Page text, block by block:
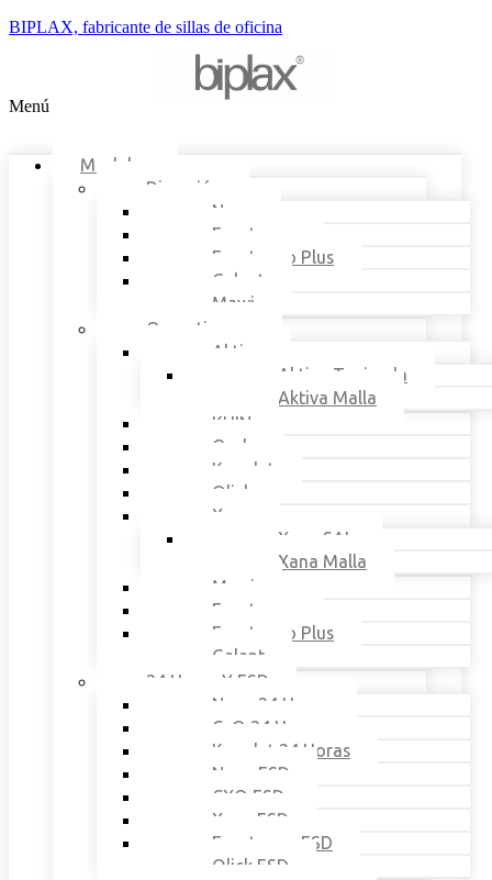
BIPLAX, fabricante de sillas de oficina
Menú
Modelos
Dirección
Nexo
Ergotango
Ergotango Plus
Galant
Mawi
Operativas
Aktiva
Aktiva Tapizada
Aktiva Malla
KUIN
Onda
Konplet
Qlick
Xana
Xana SAL
Xana Malla
Mawi
Ergotango
Ergotango Plus
Galant
24 Horas Y ESD
Nexo 24 Horas
CxO 24 Horas
Konplet 24 Horas
Nexo ESD
CXO ESD
Xana ESD
Ergotango ESD
Qlick ESD